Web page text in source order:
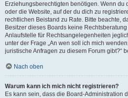
Erziehungsberechtigten benötigen. Wenn du
oder die Website, auf der du dich zu
rechtlichen Beistand zu Rate. Bitte beachte,
Besitzer dieses Boards keine
Anlaufstelle für Rechtsangelegenheiten
unter der Frage „An wen soll ich mich
juristische Anfragen zu diesem Forum gibt?“
Nach oben
Warum kann ich mich nicht registrieren?
Es kann sein, dass die Board-Administration